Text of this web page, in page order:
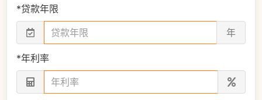
*贷款年限
年
*年利率